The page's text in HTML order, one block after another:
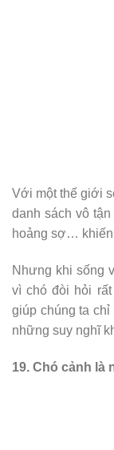
Với một thế giới
danh sách vô
hoảng sợ… khiến
Nhưng khi sống
vì chó đòi hỏi
giúp chúng ta
những suy nghĩ
19. Chó cảnh là